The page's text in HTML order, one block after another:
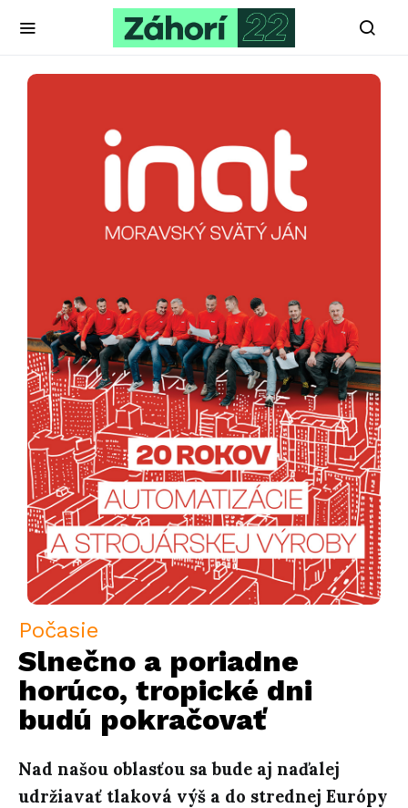
Počasie
Slnečno a poriadne
horúco, tropické dni
budú pokračovať
Nad našou oblasťou sa bude aj naďalej
udržiavať tlaková výš a do strednej Európy